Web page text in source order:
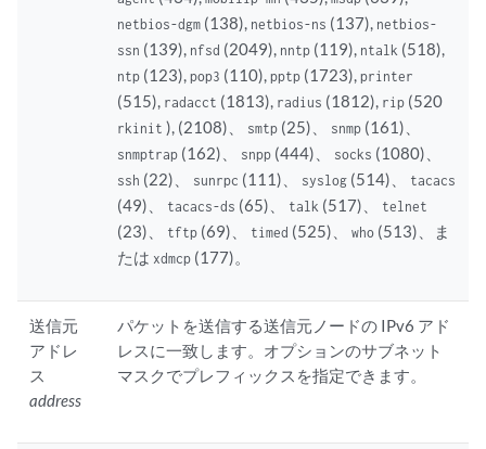
netbios-dgm (138), netbios-ns (137), netbios-
ssn (139), nfsd (2049), nntp (119), ntalk (518),
ntp (123),pop3 (110),pptp (1723),printer
(515), radacct (1813), radius (1812), rip (520
rkinit ), (2108)、 smtp (25)、 snmp (161)、
snmptrap (162)、 snpp (444)、 socks (1080)、
ssh (22)、 sunrpc (111)、 syslog (514)、 tacacs
(49)、 tacacs-ds (65)、 talk (517)、 telnet
(23)、 tftp (69)、 timed (525)、who (513)、ま
たは xdmcp (177)。
送信元
アドレ
ス
address
パケットを送信する送信元ノードの IPv6 アド
レスに一致します。オプションのサブネット
マスクでプレフィックスを指定できます。